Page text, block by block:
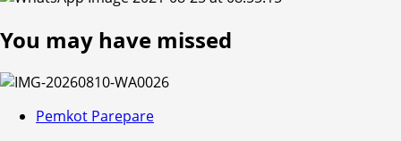
You may have missed
Pemkot Parepare